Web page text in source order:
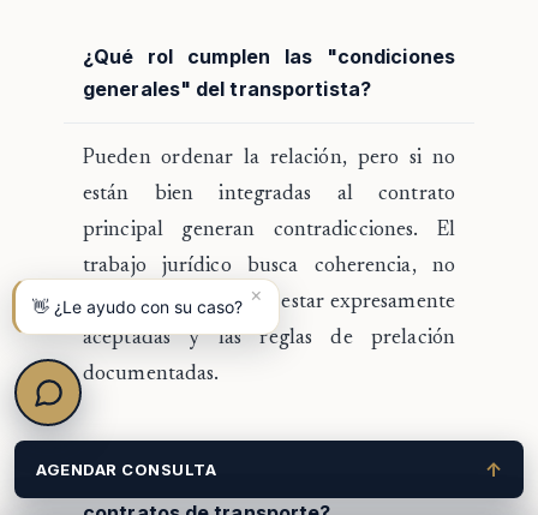
¿Qué rol cumplen las "condiciones
generales" del transportista?
Pueden ordenar la relación, pero si no
están bien integradas al contrato
principal generan contradicciones. El
trabajo jurídico busca coherencia, no
superposición. Deben estar expresamente
aceptadas y las reglas de prelación
documentadas.
¿Cada cuánto conviene actualizar los
×
👋 ¿Le ayudo con su caso?
AGENDAR CONSULTA ↑